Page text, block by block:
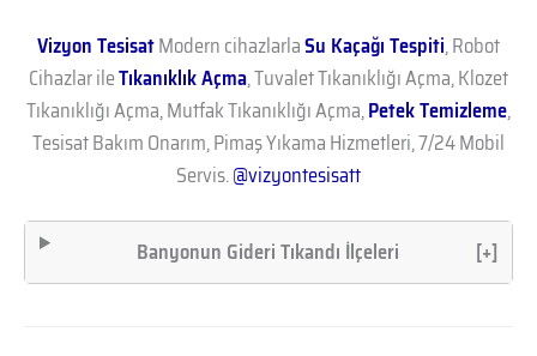
Vizyon TesisatModern cihazlarlaSu Kaçağı Tespiti, Robot
Cihazlar ileTıkanıklık Açma, Tuvalet Tıkanıklığı Açma, Klozet
Tıkanıklığı Açma, Mutfak Tıkanıklığı Açma,Petek Temizleme,
Tesisat Bakım Onarım, Pimaş Yıkama Hizmetleri, 7/24 Mobil
Servis.@vizyontesisatt
Banyonun Gideri Tıkandı İlçeleri [+]